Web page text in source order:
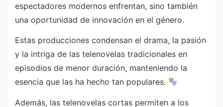
espectadores modernos enfrentan, sino también
una oportunidad de innovación en el género.
Estas producciones condensan el drama, la pasión
y la intriga de las telenovelas tradicionales en
episodios de menor duración, manteniendo la
esencia que las ha hecho tan populares.
Además, las telenovelas cortas permiten a los